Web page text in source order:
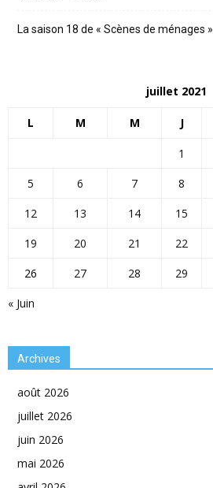
La saison 18 de « Scènes de ménages »
juillet 2021
L M M J
« Juin
1
5
6 7 8
12
13 14 15
19
20 21 22
26
27 28 29
Archives
août 2026
juillet 2026
juin 2026
mai 2026